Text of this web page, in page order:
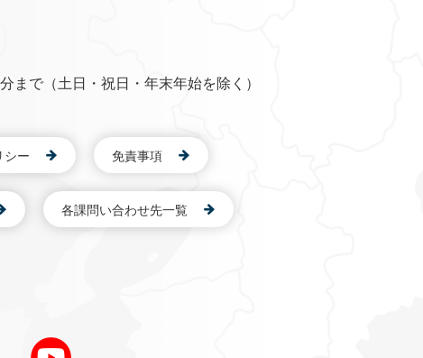
まで（土日・祝日・年末年始を除く）
シー 免責事項
各課問い合わせ先一覧